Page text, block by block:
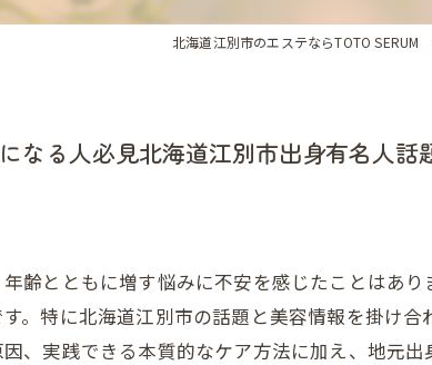
北海道江別市のエステならTOTO SERUM
なる人必見北海道江別市出身有名人話
齢とともに増す悩みに不安を感じたことはあ
。特に北海道江別市の話題と美容情報を掛け
、実践できる本質的なケア方法に加え、地元